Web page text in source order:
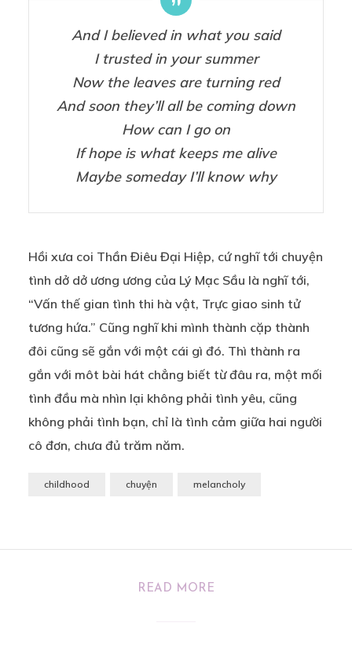
And I believed in what you said
I trusted in your summer
Now the leaves are turning red
And soon they’ll all be coming down
How can I go on
If hope is what keeps me alive
Maybe someday I’ll know why
Hồi xưa coi Thần Điêu Đại Hiệp, cứ nghĩ tới chuyện
tình dở dở ương ương của Lý Mạc Sầu là nghĩ tới,
“Vấn thế gian tình thi hà vật, Trực giao sinh tử
tương hứa.” Cũng nghĩ khi mình thành cặp thành
đôi cũng sẽ gắn với một cái gì đó. Thì thành ra
gắn với môt bài hát chẳng biết từ đâu ra, một mối
tình đầu mà nhìn lại không phải tình yêu, cũng
không phải tình bạn, chỉ là tình cảm giữa hai người
cô đơn, chưa đủ trăm năm.
childhood chuyện melancholy
READ MORE